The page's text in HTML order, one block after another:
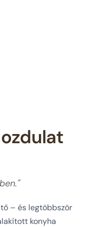
– és legtöbbször
konyha